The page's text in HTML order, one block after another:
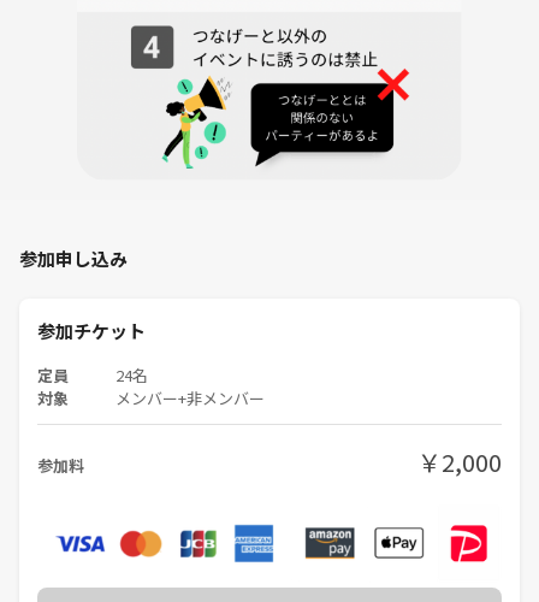
キャンセルをお願い致します。
大雨・台風・大雪・地震など特別な天災の場合には状況を判断してご連
こちらの企画ではネットワークビジネス・宗教の勧誘目的の方のご参加
🌼 イベントの流れ 🌼
❶ 受付
受付にお時間がかかる場合がありますので、早めに受付されるのをオス
❷ ワンオーダー
２名以上になったお席から自由にお話し下さい✨連絡先交換もご自由
参加申し込み
参加チケット
定員 24名
対象 メンバー+非メンバー
参加料 ￥2,000